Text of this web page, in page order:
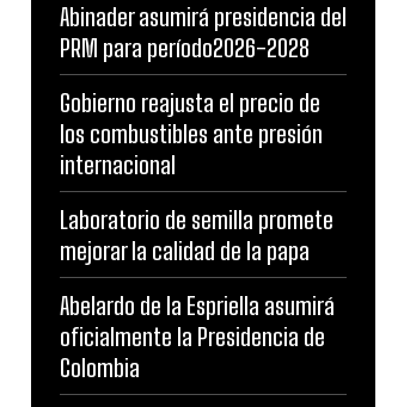
Abinader asumirá presidencia del
PRM para período2026-2028
Gobierno reajusta el precio de
los combustibles ante presión
internacional
Laboratorio de semilla promete
mejorar la calidad de la papa
Abelardo de la Espriella asumirá
oficialmente la Presidencia de
Colombia